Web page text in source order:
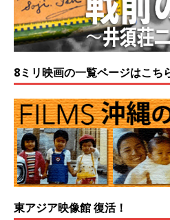
8ミリ映画の一覧ページはこち
東アジア映像館 復活！